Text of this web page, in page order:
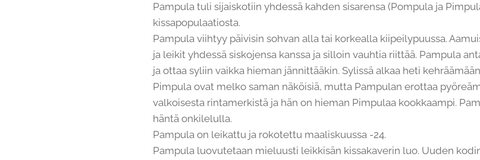
Pampula tuli sijaiskotiin yhdessä kahden sisarensa (Pompula ja
kissapopulaatiosta.
Pampula viihtyy päivisin sohvan alla tai korkealla kiipeilypuussa.
ja leikit yhdessä siskojensa kanssa ja silloin vauhtia riittää. Pampula
ja ottaa syliin vaikka hieman jännittääkin. Sylissä alkaa heti
Pimpula ovat melko saman näköisiä, mutta Pampulan erottaa
valkoisesta rintamerkistä ja hän on hieman Pimpulaa kookkaampi.
häntä onkilelulla.
Pampula on leikattu ja rokotettu maaliskuussa -24.
Pampula luovutetaan mieluusti leikkisän kissakaverin luo. Uuden